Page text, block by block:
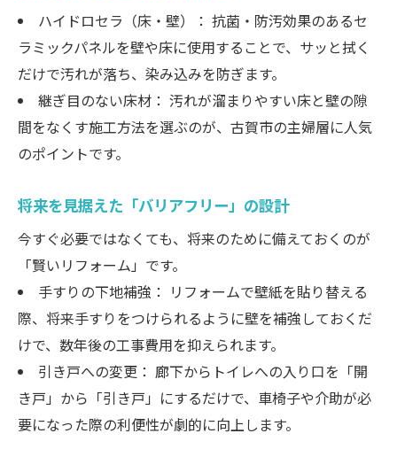
ハイドロセラ（床・壁）： 抗菌・防汚効果のあるセ
ラミックパネルを壁や床に使用することで、サッと拭く
だけで汚れが落ち、染み込みを防ぎます。
継ぎ目のない床材： 汚れが溜まりやすい床と壁の隙
間をなくす施工方法を選ぶのが、古賀市の主婦層に人気
のポイントです。
将来を見据えた「バリアフリー」の設計
今すぐ必要ではなくても、将来のために備えておくのが
「賢いリフォーム」です。
手すりの下地補強： リフォームで壁紙を貼り替える
際、将来手すりをつけられるように壁を補強しておくだ
けで、数年後の工事費用を抑えられます。
引き戸への変更： 廊下からトイレへの入り口を「開
き戸」から「引き戸」にするだけで、車椅子や介助が必
要になった際の利便性が劇的に向上します。